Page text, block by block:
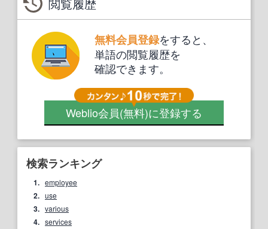
無料会員登録をすると、
単語の閲覧履歴を
確認できます。
Weblio会員(無料)に登録する
検索ランキング
1. employee
2. use
3. various
4. services